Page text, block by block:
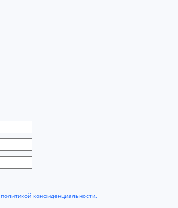
политикой конфиденциальности.